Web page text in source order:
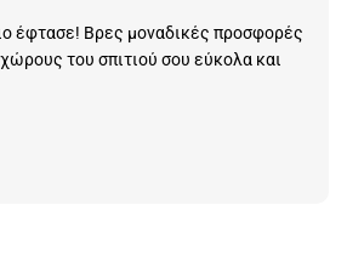
έφτασε! Βρες μοναδικές προσφορές
του σπιτιού σου εύκολα και